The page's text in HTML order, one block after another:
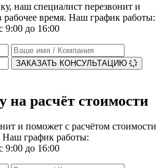
наш специалист перезвонит и
рабочее время. Наш график работы:
9:00 до 16:00
ЗАКАЗАТЬ КОНСУЛЬТАЦИЮ
на расчёт стоимости
и поможет с расчётом стоимости
Наш график работы:
9:00 до 16:00